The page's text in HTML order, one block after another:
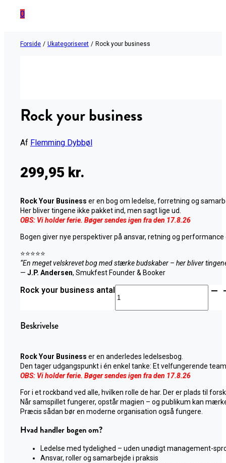
0
Forside / Ukategoriseret / Rock your business
Rock your business
Af Flemming Dybbøl
299,95 kr.
Rock Your Business er en bog om ledelse, forretning og
Her bliver tingene ikke pakket ind, men sagt lige ud.
OBS: Vi holder ferie. Bøger sendes igen fra den 17.8.26
Bogen giver nye perspektiver på ansvar, retning og
⭐⭐⭐⭐⭐
“En meget velskrevet bog med stærke budskaber – her bliver
— J.P. Andersen, Smukfest Founder & Booker
Rock your business antal
Beskrivelse
Rock Your Business er en anderledes ledelsesbog.
Den tager udgangspunkt i én enkel tanke: Et velfungerende
OBS: Vi holder ferie. Bøger sendes igen fra den 17.8.26
For i et rockband ved alle, hvilken rolle de har. Der er plads til
Når samspillet fungerer, opstår magien – og publikum kan
Præcis sådan bør en moderne organisation også fungere.
Hvad handler bogen om?
Ledelse med tydelighed – uden unødigt management-
Ansvar, roller og samarbejde i praksis